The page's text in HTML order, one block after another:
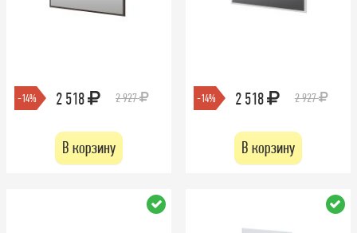
-14% 2 518 2 927
В корзину
-14% 2 518 2 927
В корзину